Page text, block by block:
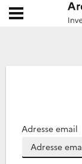
Archives
Ouvrir le menu
Adresse email